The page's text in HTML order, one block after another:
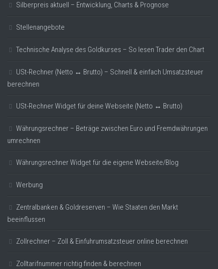
Silberpreis aktuell – Entwicklung, Charts & Prognose
Stellenangebote
Technische Analyse des Goldkurses – So lesen Trader den Chart
USt-Rechner (Netto ↔ Brutto) – Schnell & einfach Umsatzsteuer
berechnen
USt-Rechner Widget für deine Webseite (Netto ↔ Brutto)
Währungsrechner – Beträge zwischen Euro und Fremdwährungen
umrechnen
Währungsrechner Widget für die eigene Webseite/Blog
Werbung
Zentralbanken & Goldreserven – Wie Staaten den Markt
beeinflussen
Zollrechner – Zoll & Einfuhrumsatzsteuer online berechnen
Zolltarifnummer richtig finden & berechnen